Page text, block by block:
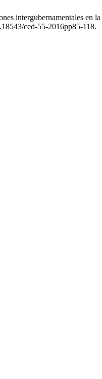
intergubernamentales en
ced-55-2016pp85-118.